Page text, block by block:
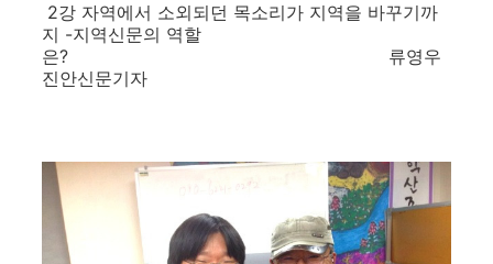
2강 자역에서 소외되던 목소리가 지역을 바꾸기까
지 -지역신문의 역할
은? 류영우
진안신문기자